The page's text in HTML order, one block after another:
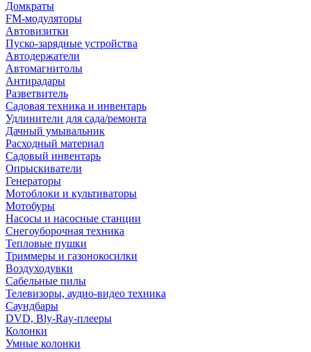
Домкраты
FM-модуляторы
Автовизитки
Пуско-зарядные устройства
Автодержатели
Автомагнитолы
Антирадары
Разветвитель
Садовая техника и инвентарь
Удлинители для сада/ремонта
Дачный умывальник
Расходный материал
Садовый инвентарь
Опрыскиватели
Генераторы
Мотоблоки и культиваторы
Мотобуры
Насосы и насосные станции
Снегоуборочная техника
Тепловые пушки
Триммеры и газонокосилки
Воздуходувки
Сабельные пилы
Телевизоры, аудио-видео техника
Саундбары
DVD, Bly-Ray-плееры
Колонки
Умные колонки